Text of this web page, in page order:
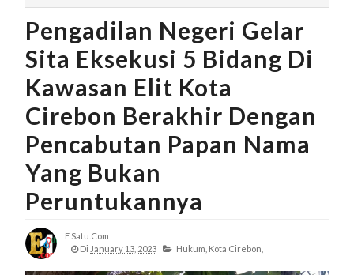
Pengadilan Negeri Gelar
Sita Eksekusi 5 Bidang Di
Kawasan Elit Kota
Cirebon Berakhir Dengan
Pencabutan Papan Nama
Yang Bukan
Peruntukannya
E Satu.com
Di January 13, 2023 Hukum, Kota Cirebon,